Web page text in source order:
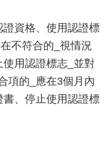
資格、使用認證標
不符合的_視情況
用認證標志_並對
項的_應在3個月內
、停止使用認證標